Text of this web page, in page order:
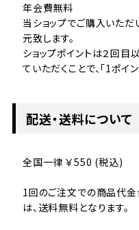
年会費無料
当ショップでご購入いた
元致します。
ショップポイントは２回
ていただくことで、「1ポイ
配送・送料について
全国一律 ￥550 (税込)
1回のご注文での商品代
は、送料無料となります。